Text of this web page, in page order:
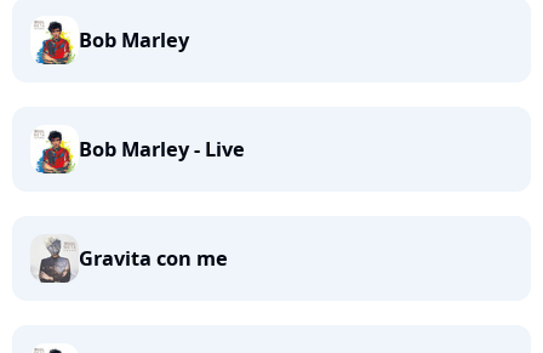
Bob Marley
Bob Marley - Live
Gravita con me